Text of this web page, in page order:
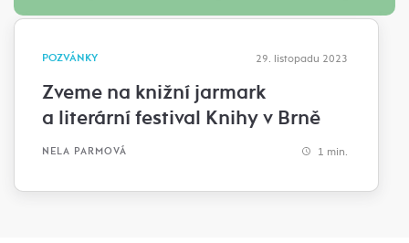
POZVÁNKY 29. listopadu 2023
Zveme na knižní jarmark
a literární festival Knihy v Brně
NELA PARMOVÁ 1 min.